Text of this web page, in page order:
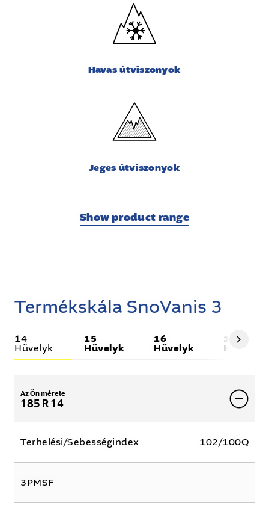
Havas útviszonyok
Jeges útviszonyok
Show product range
Termékskála SnoVanis 3
14
Hüvelyk
15
Hüvelyk
16
Hüvelyk
17
Hüvelyk
Az Ön mérete
185 R 14
Terhelési/Sebességindex 102/100Q
3PMSF